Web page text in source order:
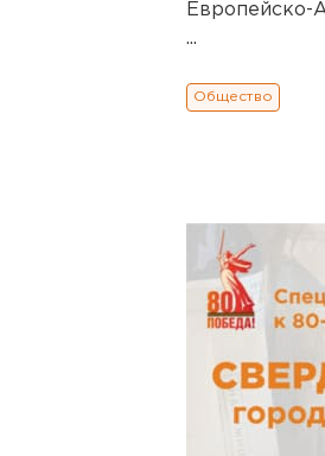
Европейско-
...
Общество